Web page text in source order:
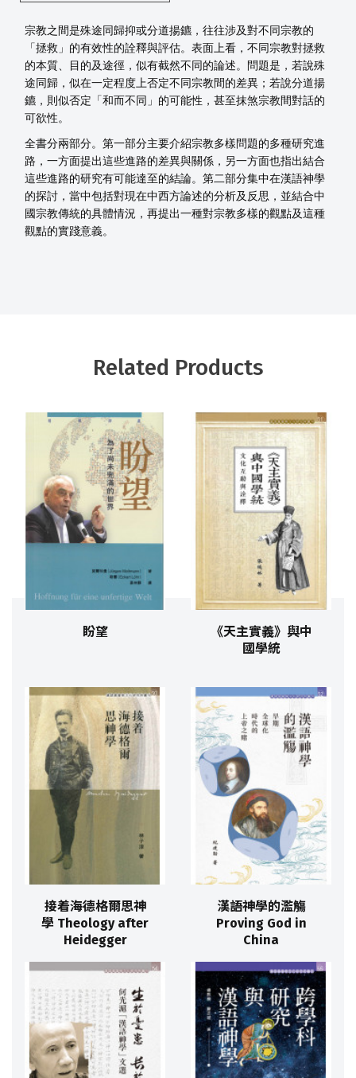
宗教之間是殊途同歸抑或分道揚鑣，往往涉及對不同宗教的
「拯救」的有效性的詮釋與評估。表面上看，不同宗教對拯救
的本質、目的及途徑，似有截然不同的論述。問題是，若說殊
途同歸，似在一定程度上否定不同宗教間的差異；若說分道揚
鑣，則似否定「和而不同」的可能性，甚至抹煞宗教間對話的
可欲性。
全書分兩部分。第一部分主要介紹宗教多樣問題的多種研究進
路，一方面提出這些進路的差異與關係，另一方面也指出結合
這些進路的研究有可能達至的結論。第二部分集中在漢語神學
的探討，當中包括對現在中西方論述的分析及反思，並結合中
國宗教傳統的具體情況，再提出一種對宗教多樣的觀點及這種
觀點的實踐意義。
Related Products
盼望
《天主實義》與中
國學統
接着海德格爾思神
學 Theology after
Heidegger
漢語神學的濫觴
Proving God in
China